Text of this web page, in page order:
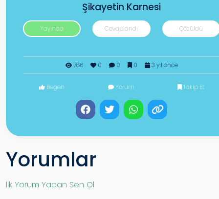
Şikayetin Karnesi
Yayında Cevaplandı Çözüldü
786 0 0 0 3 yıl önce
Beğen Yorum Takip Et
Yorumlar
İlk Yorum Yapan Sen Ol